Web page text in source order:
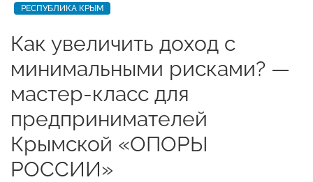
РЕСПУБЛИКА КРЫМ
Как увеличить доход с
минимальными рисками? —
мастер-класс для
предпринимателей
Крымской «ОПОРЫ
РОССИИ»